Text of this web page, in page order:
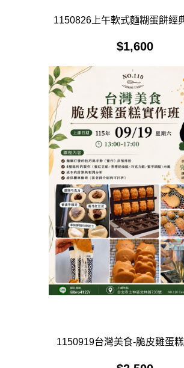
1150826上午軟式麵糊蛋餅經
$1,600
1150919台灣美食-脆皮雞蛋